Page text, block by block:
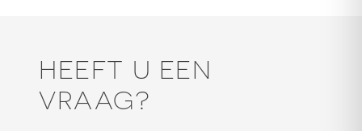
HEEFT U EEN
VRAAG?